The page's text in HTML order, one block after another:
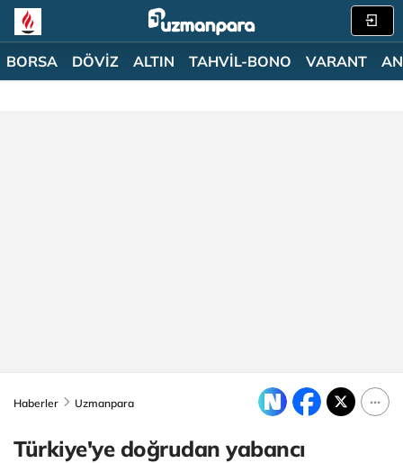
BORSA DÖVİZ ALTIN TAHVİL-BONO VARANT
Haberler Uzmanpara
Türkiye'ye doğrudan yabancı